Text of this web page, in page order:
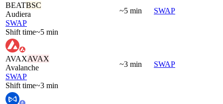
BEATBSC
Audiera
SWAP
Shift time~5 min
~5 min SWAP
AVAXAVAX
Avalanche
SWAP
Shift time~3 min
~3 min SWAP